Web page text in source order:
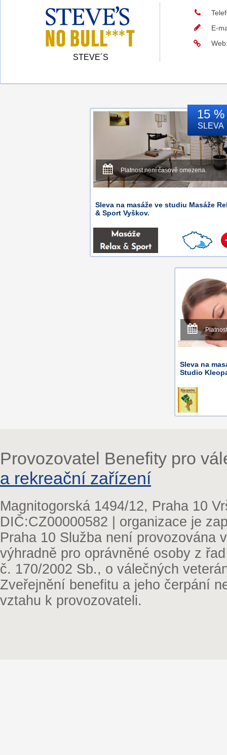
STEVE´S
E-
15 %
SLEVA
Platnost není časově omezena.
Sleva na masáže ve studiu Masáže
& Sport Vyškov.
Sleva na
Studio
Provozovatel Benefity pro
a rekreační zařízení
Magnitogorská 1494/12, Praha 10
DIČ:CZ00000582 | organizace je
Praha 10 Služba není provozována
výhradně pro oprávněné osoby z
č. 170/2002 Sb., o válečných
Zveřejnění benefitu a jeho čerpání
vztahu k provozovateli.